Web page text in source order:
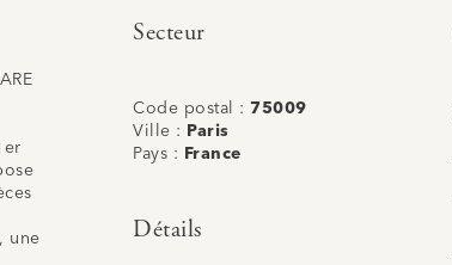
une
Secteur
Code postal : 75009
Ville :
Paris
Pays :
France
Détails